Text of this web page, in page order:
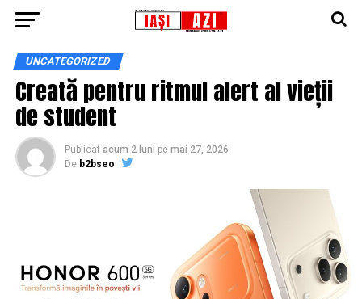
UNCATEGORIZED
Creată pentru ritmul alert al vieții
de student
Publicat acum 2 luni pe mai 27, 2026
De b2bseo